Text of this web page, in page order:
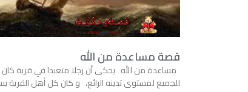
قصة مساعدة من الله
مساعدة من الله يحكى أن رجلا متعبدا في قرية
للجميع لمستوى تدينه الرائع، و كان كل أهل القرية